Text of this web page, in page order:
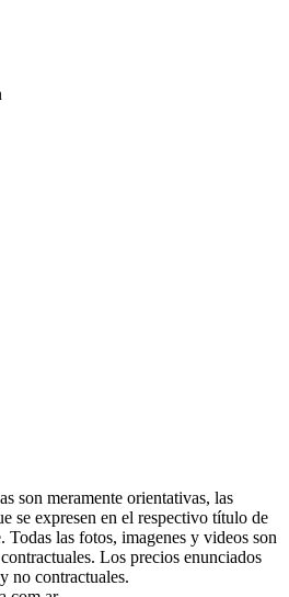
son meramente orientativas, las
se expresen en el respectivo título de
Todas las fotos, imagenes y videos son
Los precios enunciados
no contractuales.